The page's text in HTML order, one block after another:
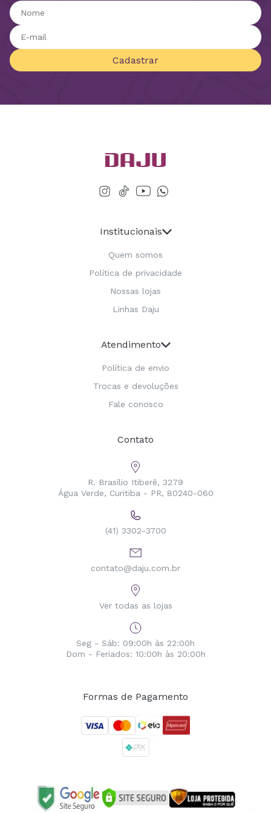
Cadastrar
Institucionais
Quem somos
Política de privacidade
Nossas lojas
Linhas Daju
Atendimento
Política de envio
Trocas e devoluções
Fale conosco
Contato
R. Brasílio Itiberê, 3279
Água Verde, Curitiba - PR, 80240-060
(41) 3302-3700
contato@daju.com.br
Ver todas as lojas
Seg - Sáb: 09:00h às 22:00h
Dom - Feriados: 10:00h às 20:00h
Formas de Pagamento